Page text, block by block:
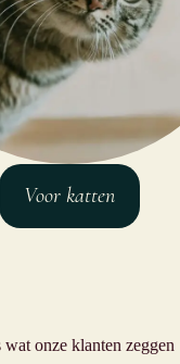
Voor katten
onze klanten zeggen